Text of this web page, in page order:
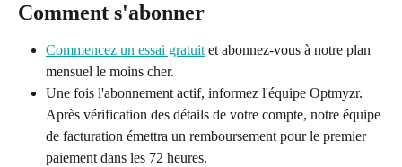
Comment s'abonner
Commencez un essai gratuit et abonnez-vous à notre plan
mensuel le moins cher.
Une fois l'abonnement actif, informez l'équipe Optmyzr.
Après vérification des détails de votre compte, notre équipe
de facturation émettra un remboursement pour le premier
paiement dans les 72 heures.